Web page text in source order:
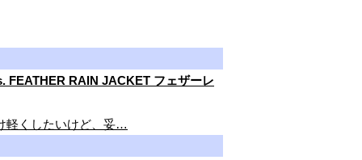
FEATHER RAIN JACKET フェザーレ
軽くしたいけど、妥…